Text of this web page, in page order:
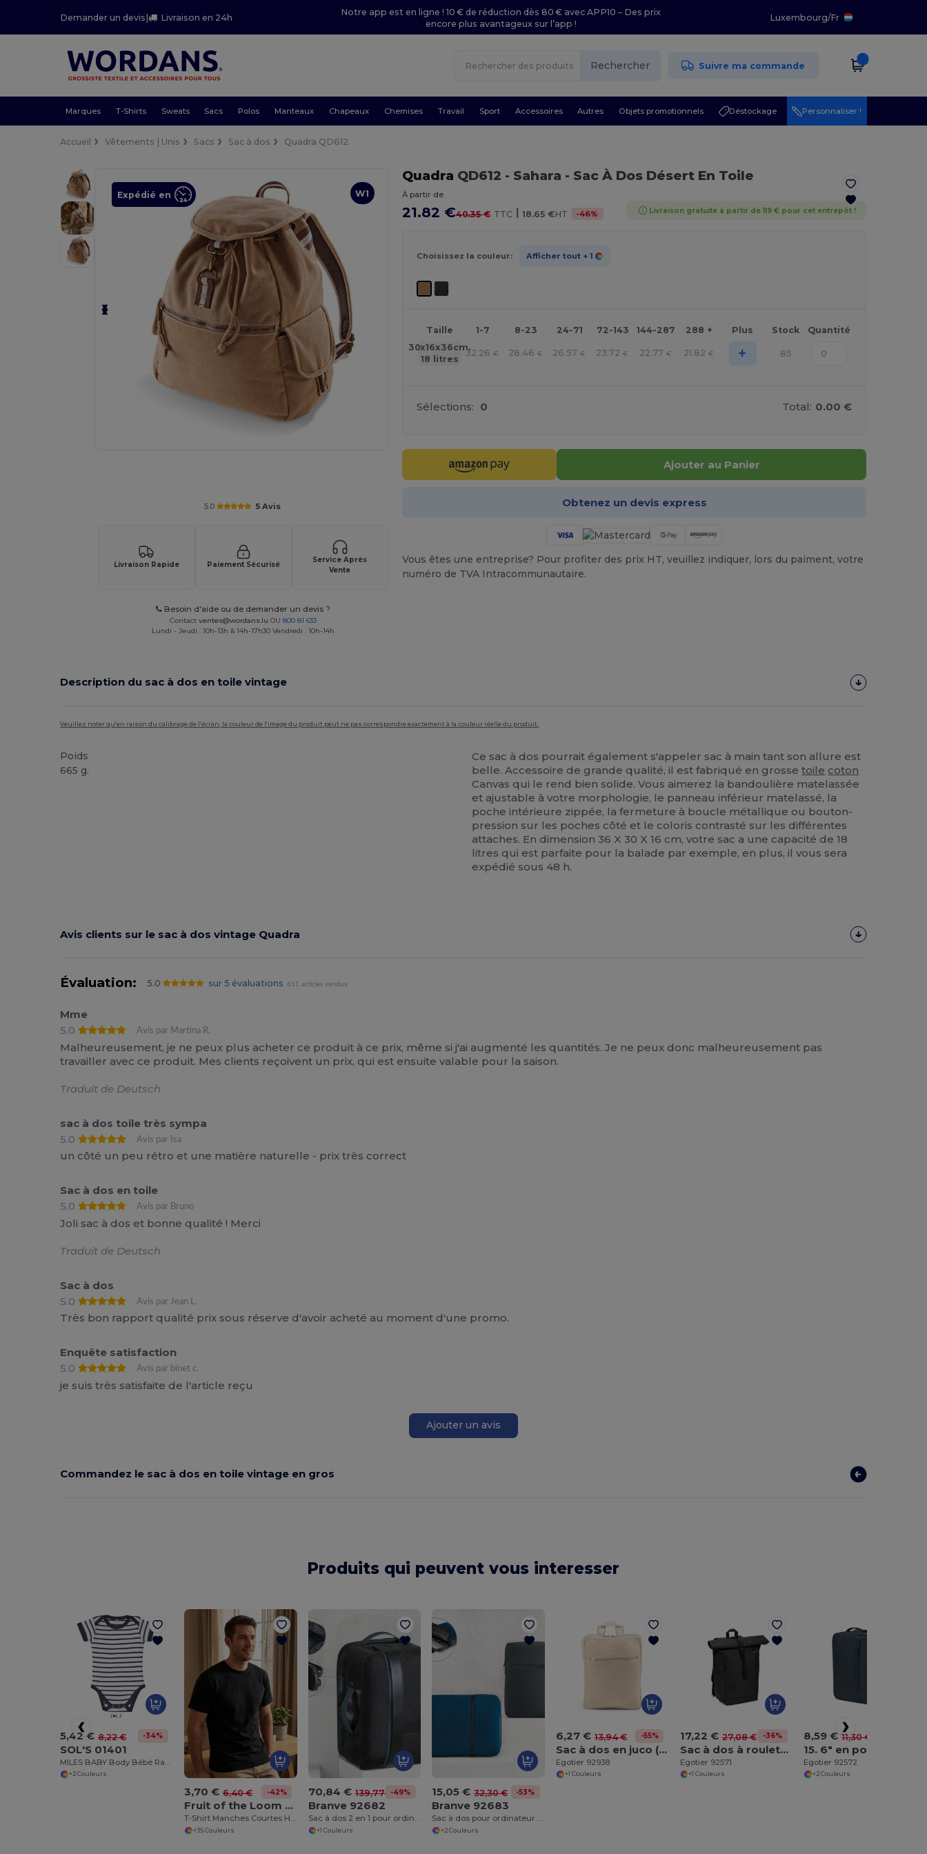
Demander un devis| Livraison en 24h
Notre app est en ligne ! 10 € de réduction dès 80 € avec APP10 – Des prix
encore plus avantageux sur l’app !
Luxembourg/Fr
Rechercher Suivre ma commande
Marques T-Shirts Sweats Sacs Polos Manteaux Chapeaux Chemises Travail Sport Accessoires Autres Objets promotionnels Déstockage Personnaliser !
Accueil Vêtements | Unis Sacs Sac à dos Quadra QD612
W1
Expédié en
5.0 5 Avis
Livraison Rapide Paiement Sécurisé
Service Après
Vente
Besoin d'aide ou de demander un devis ?
Contactventes@wordans.lu OU800 81 633
Lundi - Jeudi : 10h-13h & 14h-17h30 Vendredi : 10h-14h
Quadra QD612 - Sahara - Sac À Dos Désert En Toile
À partir de
21.82 €40.35 € TTC | 18.65 €HT -46% Livraison gratuite à partir de 119 € pour cet entrepôt !
Choisissez la couleur: Afficher tout + 1
Taille 1-7 8-23 24-71 72-143 144-287 288 + Plus Stock
Quantité
30x16x36cm.
18 litres
32.26 € 28.46 € 26.57 € 23.72 € 22.77 € 21.82 € + 85
Sélections: 0 Total: 0.00 €
Ajouter au Panier
Obtenez un devis express
Vous êtes une entreprise? Pour profiter des prix HT, veuillez indiquer, lors du paiment, votre
numéro de TVA Intracommunautaire.
Description du sac à dos en toile vintage
Veuillez noter qu'en raison du calibrage de l'écran, la couleur de l'image du produit peut ne pas correspondre exactement à la couleur réelle du produit.
Poids
665 g.
Ce sac à dos pourrait également s'appeler sac à main tant son allure est
belle. Accessoire de grande qualité, il est fabriqué en grossetoile coton
Canvas qui le rend bien solide. Vous aimerez la bandoulière matelassée
et ajustable à votre morphologie, le panneau inférieur matelassé, la
poche intérieure zippée, la fermeture à boucle métallique ou bouton-
pression sur les poches côté et le coloris contrasté sur les différentes
attaches. En dimension 36 X 30 X 16 cm, votre sac a une capacité de 18
litres qui est parfaite pour la balade par exemple, en plus, il vous sera
expédié sous 48 h.
Avis clients sur le sac à dos vintage Quadra
Évaluation: 5.0 sur 5 évaluations 611 articles vendus
Mme
5.0
Avis par Martina R.
Malheureusement, je ne peux plus acheter ce produit à ce prix, même si j'ai augmenté les quantités. Je ne peux donc malheureusement pas
travailler avec ce produit. Mes clients reçoivent un prix, qui est ensuite valable pour la saison.
Traduit de Deutsch
sac à dos toile très sympa
5.0
Avis par Isa
un côté un peu rétro et une matière naturelle - prix très correct
Sac à dos en toile
5.0
Avis par Bruno
Joli sac à dos et bonne qualité ! Merci
Traduit de Deutsch
Sac à dos
5.0
Avis par Jean L.
Très bon rapport qualité prix sous réserve d'avoir acheté au moment d'une promo.
Enquête satisfaction
5.0
Avis par binet c.
je suis très satisfaite de l'article reçu
Ajouter un avis
Commandez le sac à dos en toile vintage en gros
Produits qui peuvent vous interesser
5,42 € 8,22 € -34%
SOL'S 01401
+2 Couleurs
3,70 € 6,40 € -42%
Fruit of the Loom SC230
T-Shirt Manches Courtes Homme
+35 Couleurs
70,84 € 139,77 €-49%
Branve 92682
Sac à dos 2 en 1 pour ordinateur portable 15.6'' en 1680D
+1 Couleurs
15,05 € 32,30 € -53%
Branve 92683
Sac à dos pour ordinateur 14'' en soft shell et tarpaulin
+2 Couleurs
6,27 € 13,94 € -55%
Sac à dos en juco (275 g/m²)
Egotier 92938
+1 Couleurs
17,22 € 27,08 € -36%
Sac à dos à roulettes avec système de fermeture à glissière permettant de rouler la partie supérieure pour l'adapter au volume du sac à dos, fabriqué en polyester recyclé 600D
Egotier 92571
+1 Couleurs
8,59 € 11,30 €
Egotier 92572
+2 Couleurs